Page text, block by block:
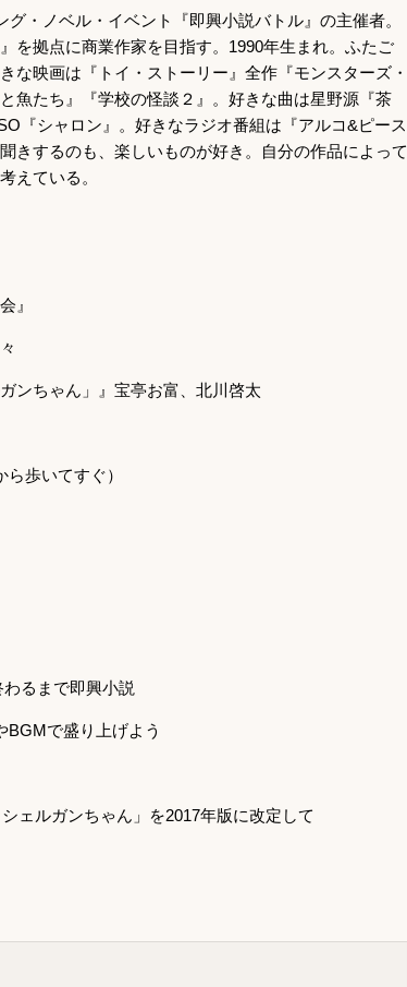
・ノベル・イベント『即興小説バトル』の主催者。
を拠点に商業作家を目指す。1990年生まれ。ふたご
な映画は『トイ・ストーリー』全作『モンスターズ・
魚たち』『学校の怪談２』。好きな曲は星野源『茶
『シャロン』。好きなラジオ番組は『アルコ&ピース
きするのも、楽しいものが好き。自分の作品によって
えている。
』
ンちゃん」』宝亭お富、北川啓太
歩いてすぐ）
るまで即興小説
BGMで盛り上げよう
ェルガンちゃん」を2017年版に改定して